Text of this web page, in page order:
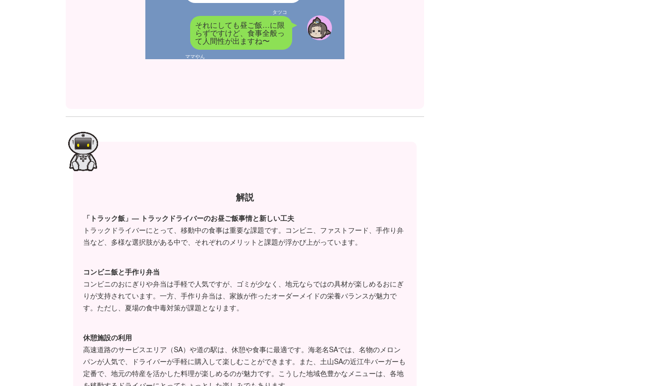
タツコ
それにしても昼ご飯…に限
らずですけど、食事全般っ
て人間性が出ますね〜
ママやん
タツコ
ぁホント、ほどほどにね
タツコ
それにしても、ウチの会社
ってトコは時々考えますよ
ね。
やっぱ長距離トラックのド
ライバーさんは憧れちゃう
なぁ〜
だけで…
よくないよ…そういうの….
タツコ
解説
「トラック飯」— トラックドライバーのお昼ご飯事情と新しい工夫
トラックドライバーにとって、移動中の食事は重要な課題です。コンビニ、ファストフード、手作り弁
当など、多様な選択肢がある中で、それぞれのメリットと課題が浮かび上がっています。
コンビニ飯と手作り弁当
コンビニのおにぎりや弁当は手軽で人気ですが、ゴミが少なく、地元ならではの具材が楽しめるおにぎ
りが支持されています。一方、手作り弁当は、家族が作ったオーダーメイドの栄養バランスが魅力で
す。ただし、夏場の食中毒対策が課題となります。
休憩施設の利用
高速道路のサービスエリア（SA）や道の駅は、休憩や食事に最適です。海老名SAでは、名物のメロン
パンが人気で、ドライバーが手軽に購入して楽しむことができます。また、土山SAの近江牛バーガーも
定番で、地元の特産を活かした料理が楽しめるのが魅力です。こうした地域色豊かなメニューは、各地